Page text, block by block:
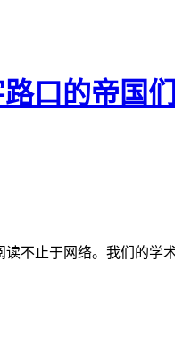
口的帝国们
不止于网络。我们的学